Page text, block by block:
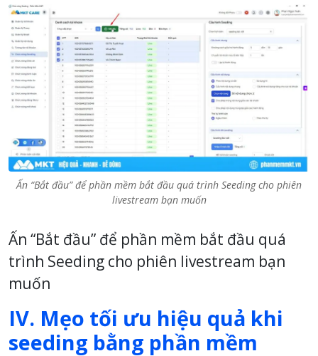
Ấn “Bắt đầu” để phần mềm bắt đầu quá trình Seeding cho phiên
livestream bạn muốn
Ấn “Bắt đầu” để phần mềm bắt đầu quá
trình Seeding cho phiên livestream bạn
muốn
IV. Mẹo tối ưu hiệu quả khi
seeding bằng phần mềm